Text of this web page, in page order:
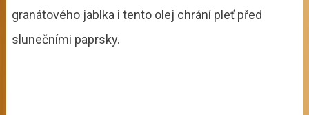
granátového jablka i tento olej chrání pleť před
slunečními paprsky.